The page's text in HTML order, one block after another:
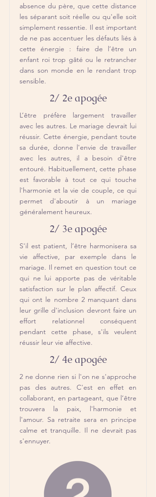
absence du père, que cette distance
les séparant soit réelle ou qu'elle soit
simplement ressentie. Il est important
de ne pas accentuer les défauts liés à
cette énergie : faire de l’être un
enfant roi trop gâté ou le retrancher
dans son monde en le rendant trop
sensible.
2/ 2e apogée
L’être préfère largement travailler
avec les autres. Le mariage devrait lui
réussir. Cette énergie, pendant toute
sa durée, donne l'envie de travailler
avec les autres, il a besoin d'être
entouré. Habituellement, cette phase
est favorable à tout ce qui touche
l'harmonie et la vie de couple, ce qui
permet d'aboutir à un mariage
généralement heureux.
2/ 3e apogée
S'il est patient, l’être harmonisera sa
vie affective, par exemple dans le
mariage. Il remet en question tout ce
qui ne lui apporte pas de véritable
satisfaction sur le plan affectif. Ceux
qui ont le nombre 2 manquant dans
leur grille d'inclusion devront faire un
effort relationnel conséquent
pendant cette phase, s'ils veulent
réussir leur vie affective.
2/ 4e apogée
2 ne donne rien si l'on ne s'approche
pas des autres. C'est en effet en
collaborant, en partageant, que l’être
trouvera la paix, l'harmonie et
l'amour. Sa retraite sera en principe
calme et tranquille. Il ne devrait pas
s'ennuyer.